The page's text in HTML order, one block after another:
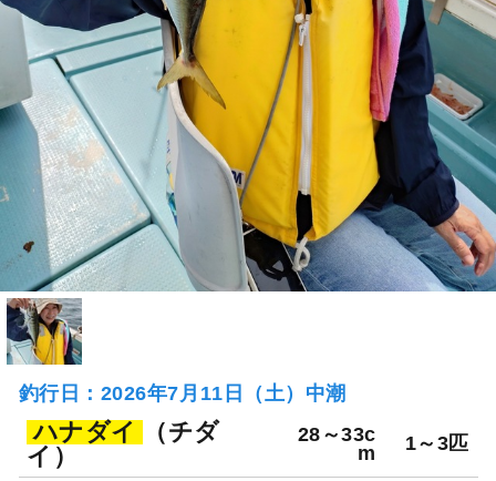
釣行日：2026年7月11日（土）中潮
ハナダイ
（チダ
イ）
28～33c
m
1～3匹